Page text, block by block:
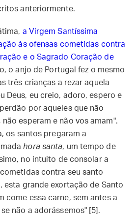
anteriormente.
a Virgem Santíssima
às ofensas cometidas contra
e o Sagrado Coração de
o anjo de Portugal fez o mesmo
três crianças a rezar aquela
Deus, eu creio, adoro, espero e
por aqueles que não
esperam e não vos amam".
os santos pregaram a
hora santa, um tempo de
no intuito de consolar a
cometidas contra seu santo
esta grande exortação de Santo
come essa carne, sem antes a
não a adorássemos" [5].